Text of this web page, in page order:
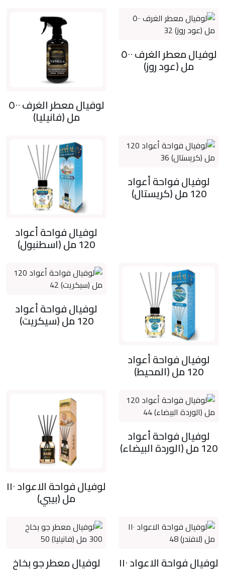
لوفيال معطر الغرف ٥٠٠
مل (عود روز)
لوفيال معطر الغرف ٥٠٠
مل (فانيليا)
لوفيال فواحة أعواد
120 مل (كريستال)
لوفيال فواحة أعواد
120 مل (اسطنبول)
لوفيال فواحة أعواد
120 مل (المحيط)
لوفيال فواحة أعواد
120 مل (سيكريت)
لوفيال فواحة أعواد
120 مل (الوردة البيضاء)
لوفيال فواحة الاعواد ١١٠
مل (بيبي)
لوفيال فواحة الاعواد ١١٠ لوفيال معطر جو بخاخ